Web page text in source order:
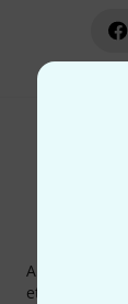
Abonniere
etwas Glück